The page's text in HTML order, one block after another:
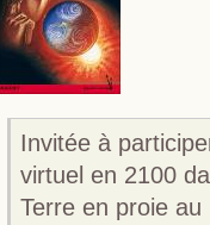
Invitée à
virtuel en 2100
Terre en proie